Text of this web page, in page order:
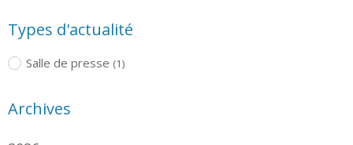
Types d'actualité
Salle de presse (1)
Archives